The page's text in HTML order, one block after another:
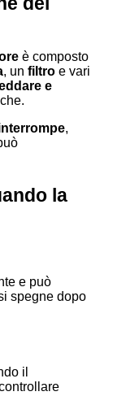
è composto
, un filtroe vari
e
,
la
e può
spegne dopo
il